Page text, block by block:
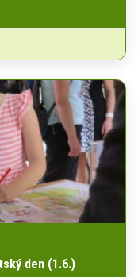
den (1.6.)